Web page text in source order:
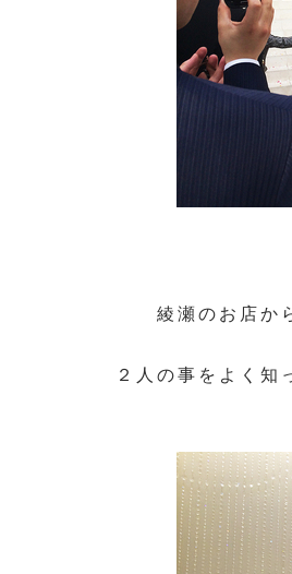
綾瀬のお店か
２人の事をよく知